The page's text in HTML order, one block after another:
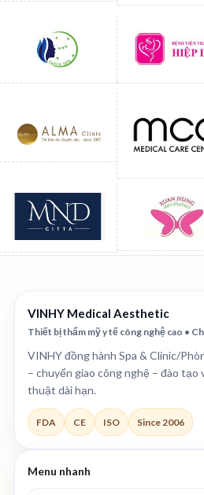
VINHY Medical Aesthetic
Thiết bị thẩm mỹ y tế công nghệ cao •
VINHY đồng hành Spa & Clinic/
– chuyển giao công nghệ – đào tạo
thuật dài hạn.
FDA CE ISO Since 2006
Menu nhanh